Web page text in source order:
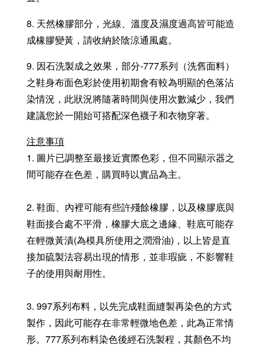
8. 天然橡膠部分，光線、溫度及濕度過高皆可能造
成橡膠變黃，請收納於陰涼通風處。
9. 因石洗製成之效果，部分-777系列（洗舊面料）
之鞋身布面色彩於使用初期會有較為明顯的色落沾
染情況，此狀況將隨著時間與使用次數減少，我們
建議您於一開始可搭配深色襪子和衣物穿著。
注意事項
1. 圖片已調整至最接近實際色彩，但不同顯示器之
間可能存在色差，購買時以實品為主。
2. 鞋面、內裡可能有些許殘餘橡膠，以及橡膠底與
鞋面接合處不平滑，橡膠大底之邊緣、鞋底可能存
在輕微黃漬(為模具所使用之潤滑油)，以上皆是直
接加硫製法容易出現的情形，並非瑕疵，不影響鞋
子的使用與耐用性。
3. 997系列布料，以先完成鞋面縫製再染色的方式
製作，因此可能存在非常輕微地色差，此為正常情
形。777系列布料染色後經石洗製程，其顏色不均